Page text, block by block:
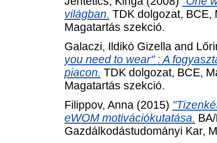
világban. TDK dolgozat,
Magatartás szekció.
Galaczi, Ildikó Gizella and
you need to wear" : A
piacon. TDK dolgozat, BCE,
Magatartás szekció.
Filippov, Anna (2015)
eWOM motivációkutatása.
Gazdálkodástudományi Kar,